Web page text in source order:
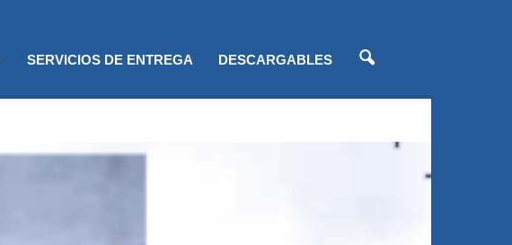
SERVICIOS DE ENTREGA DESCARGABLES